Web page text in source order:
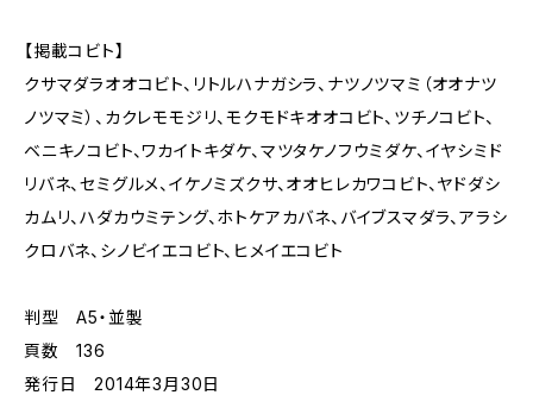
【掲載コビト】
クサマダラオオコビト、リトルハナガシラ、ナツノツマミ（オオナツ
ノツマミ）、カクレモモジリ、モクモドキオオコビト、ツチノコビト、
ベニキノコビト、ワカイトキダケ、マツタケノフウミダケ、イヤシミド
リバネ、セミグルメ、イケノミズクサ、オオヒレカワコビト、ヤドダシ
カムリ、ハダカウミテング、ホトケアカバネ、バイブスマダラ、アラシ
クロバネ、シノビイエコビト、ヒメイエコビト
判型 A5・並製
頁数 136
発行日 2014年3月30日